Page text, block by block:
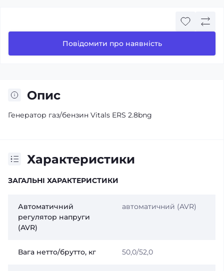
Повідомити про наявність
Опис
Генератор газ/бензин Vitals ERS 2.8bng
Характеристики
ЗАГАЛЬНІ ХАРАКТЕРИСТИКИ
Автоматичний
регулятор напруги
(AVR)
автоматичний (AVR)
Вага нетто/брутто, кг 50,0/52,0